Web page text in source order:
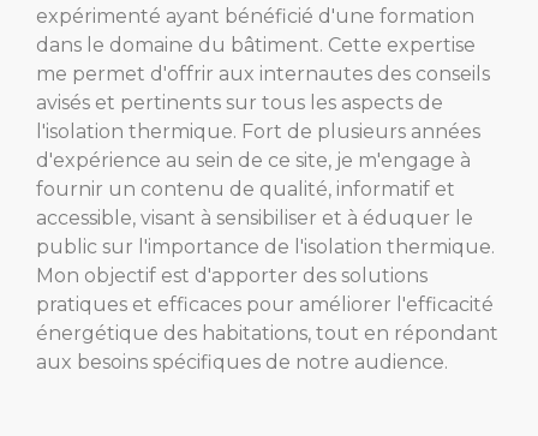
expérimenté ayant bénéficié d'une formation
dans le domaine du bâtiment. Cette expertise
me permet d'offrir aux internautes des conseils
avisés et pertinents sur tous les aspects de
l'isolation thermique. Fort de plusieurs années
d'expérience au sein de ce site, je m'engage à
fournir un contenu de qualité, informatif et
accessible, visant à sensibiliser et à éduquer le
public sur l'importance de l'isolation thermique.
Mon objectif est d'apporter des solutions
pratiques et efficaces pour améliorer l'efficacité
énergétique des habitations, tout en répondant
aux besoins spécifiques de notre audience.